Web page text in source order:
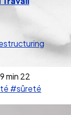
min 22
#sûreté